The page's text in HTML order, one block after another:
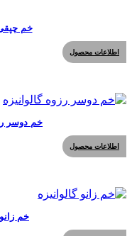
خم چپقی
اطلاعات محصول
خم دوسر
اطلاعات محصول
خم